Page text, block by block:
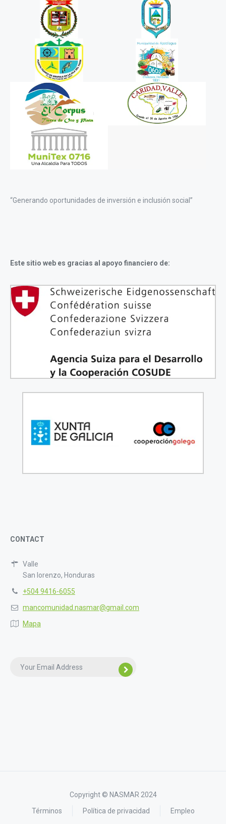
“Generando oportunidades de inversión e inclusión social”
Este sitio web es gracias al apoyo financiero de:
CONTACT
Valle
San lorenzo, Honduras
+504 9416-6055
mancomunidad.nasmar@gmail.com
Mapa
Copyright © NASMAR 2024
Términos
Política de privacidad Empleo